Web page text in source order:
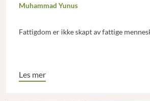
Muhammad Yunus
Fattigdom er ikke skapt av fattige
Les mer